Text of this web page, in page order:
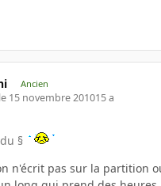
Ancien
le 15 novembre 201015 a
§
n'écrit pas sur la partition